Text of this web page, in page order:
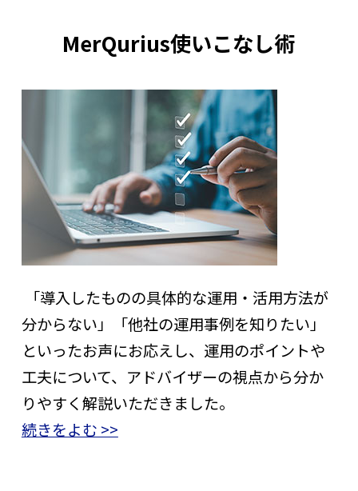
MerQurius使いこなし術
「導入したものの具体的な運用・活用方法が
分からない」「他社の運用事例を知りたい」
といったお声にお応えし、運用のポイントや
工夫について、アドバイザーの視点から分か
りやすく解説いただきました。
続きをよむ >>